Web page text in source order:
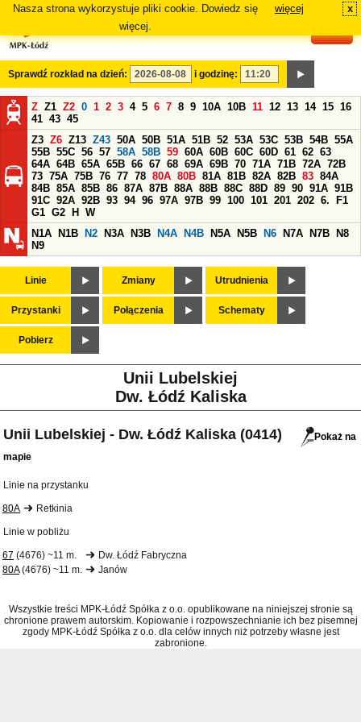
Nasza strona wykorzystuje pliki cookie. Dowiedz się
więcej.
więcej x
Sprawdź rozkład na dzień: i godzinę:
Z Z1 Z2 0 1 2 3 4 5 6 7 8 9 10A 10B 11 12 13 14 15 16
41 43 45
Z3 Z6 Z13 Z43 50A 50B 51A 51B 52 53A 53C 53B 54B 55A
55B 55C 56 57 58A 58B 59 60A 60B 60C 60D 61 62 63
64A 64B 65A 65B 66 67 68 69A 69B 70 71A 71B 72A 72B
73 75A 75B 76 77 78 80A 80B 81A 81B 82A 82B 83 84A
84B 85A 85B 86 87A 87B 88A 88B 88C 88D 89 90 91A 91B
91C 92A 92B 93 94 96 97A 97B 99 100 101 201 202 6.
F1
G1 G2 H
W
N1A
N1B N2 N3A N3B N4A N4B N5A N5B N6 N7A N7B
N8
N9
Linie Zmiany Utrudnienia
Przystanki Połączenia Schematy
Pobierz
Unii Lubelskiej
Dw. Łódź Kaliska
Unii Lubelskiej - Dw. Łódź Kaliska (0414)
Pokaż na
mapie
Linie na przystanku
80A Retkinia
Linie w pobliżu
67 (4676) ~11 m.
Dw. Łódź Fabryczna
80A(4676) ~11 m. Janów
Wszystkie treści MPK-Łódź Spółka z o.o. opublikowane na niniejszej stronie są
chronione prawem autorskim. Kopiowanie i rozpowszechnianie ich bez pisemnej
zgody MPK-Łódź Spółka z o.o. dla celów innych niż potrzeby własne jest
zabronione.